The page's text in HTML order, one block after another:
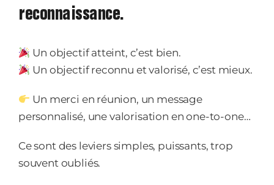
reconnaissance.
Un objectif atteint, c’est bien.
Un objectif reconnu et valorisé, c’est mieux.
Un merci en réunion, un message
personnalisé, une valorisation en one-to-one…
Ce sont des leviers simples, puissants, trop
souvent oubliés.